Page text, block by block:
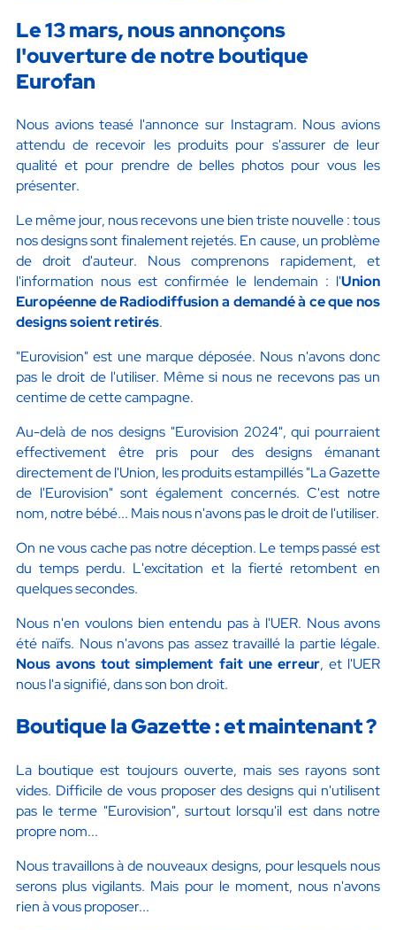
Le 13 mars, nous annonçons
l'ouverture de notre boutique
Eurofan
Nous avions teasé l'annonce sur Instagram. Nous avions
attendu de recevoir les produits pour s'assurer de leur
qualité et pour prendre de belles photos pour vous les
présenter.
Le même jour, nous recevons une bien triste nouvelle : tous
nos designs sont finalement rejetés. En cause, un problème
de droit d'auteur. Nous comprenons rapidement, et
l'information nous est confirmée le lendemain : l'Union
Européenne de Radiodiffusion a demandé à ce que nos
designs soient retirés.
"Eurovision" est une marque déposée. Nous n'avons donc
pas le droit de l'utiliser. Même si nous ne recevons pas un
centime de cette campagne.
Au-delà de nos designs "Eurovision 2024", qui pourraient
effectivement être pris pour des designs émanant
directement de l'Union, les produits estampillés "La Gazette
de l'Eurovision" sont également concernés. C'est notre
nom, notre bébé... Mais nous n'avons pas le droit de l'utiliser.
On ne vous cache pas notre déception. Le temps passé est
du temps perdu. L'excitation et la fierté retombent en
quelques secondes.
Nous n'en voulons bien entendu pas à l'UER. Nous avons
été naïfs. Nous n'avons pas assez travaillé la partie légale.
Nous avons tout simplement fait une erreur, et l'UER
nous l'a signifié, dans son bon droit.
Boutique la Gazette : et maintenant ?
La boutique est toujours ouverte, mais ses rayons sont
vides. Difficile de vous proposer des designs qui n'utilisent
pas le terme "Eurovision", surtout lorsqu'il est dans notre
propre nom...
Nous travaillons à de nouveaux designs, pour lesquels nous
serons plus vigilants. Mais pour le moment, nous n'avons
rien à vous proposer...